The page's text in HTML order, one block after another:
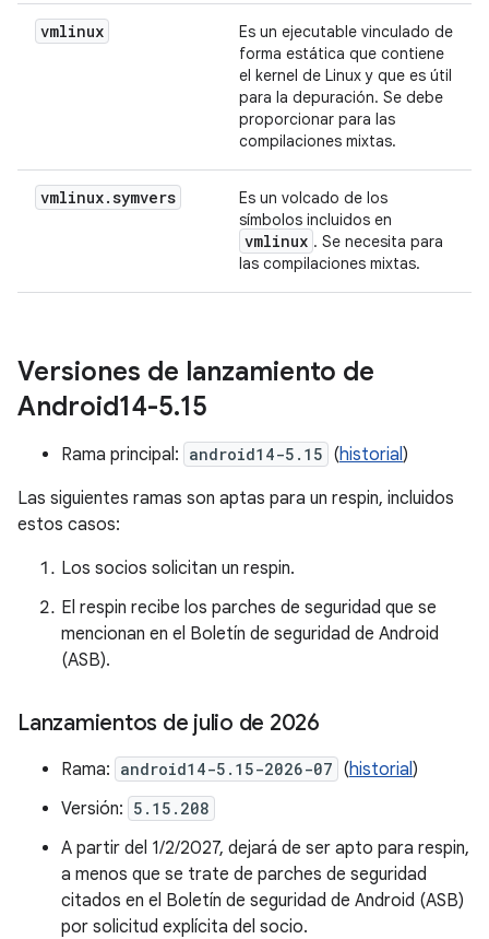
vmlinux
Es un ejecutable vinculado de
forma estática que contiene
el kernel de Linux y que es útil
para la depuración. Se debe
proporcionar para las
compilaciones mixtas.
vmlinux.symvers
Es un volcado de los
símbolos incluidos en
vmlinux . Se necesita para
las compilaciones mixtas.
Versiones de lanzamiento de
Android14-5.15
Rama principal: android14-5.15 (historial)
Las siguientes ramas son aptas para un respin, incluidos
estos casos:
Los socios solicitan un respin.
El respin recibe los parches de seguridad que se
mencionan en el Boletín de seguridad de Android
(ASB).
Lanzamientos de julio de 2026
Rama: android14-5.15-2026-07 (historial)
Versión: 5.15.208
A partir del 1/2/2027, dejará de ser apto para respin,
a menos que se trate de parches de seguridad
citados en el Boletín de seguridad de Android (ASB)
por solicitud explícita del socio.